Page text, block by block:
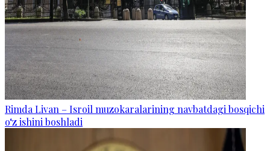
Rimda Livan – Isroil muzokaralarining navbatdagi bosqichi
o‘z ishini boshladi